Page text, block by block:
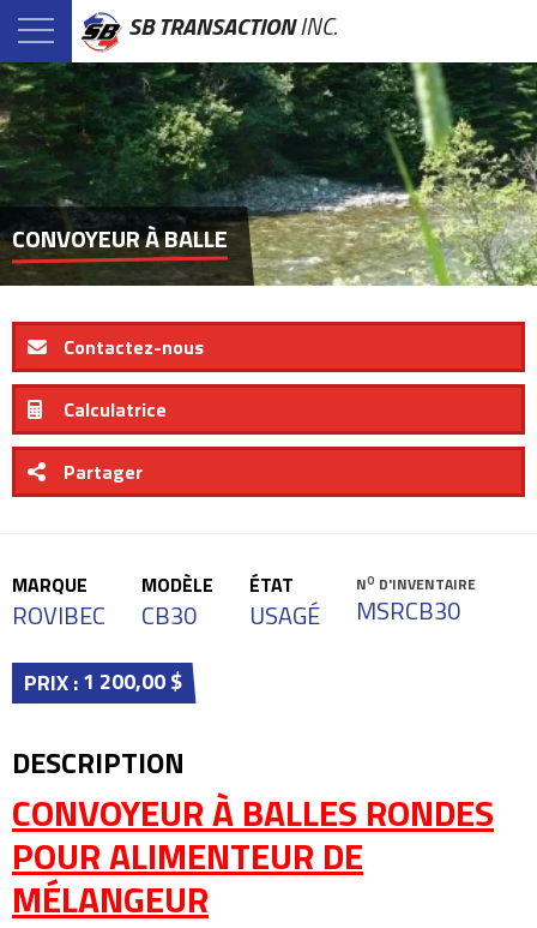
SB TRANSACTIONINC.
CONVOYEUR À BALLE
Contactez-nous
Calculatrice
Partager
MARQUE
ROVIBEC
MODÈLE
CB30
ÉTAT
USAGÉ
NO D'INVENTAIRE
MSRCB30
PRIX :1 200,00 $
DESCRIPTION
CONVOYEUR À BALLES RONDES
POUR ALIMENTEUR DE
MÉLANGEUR